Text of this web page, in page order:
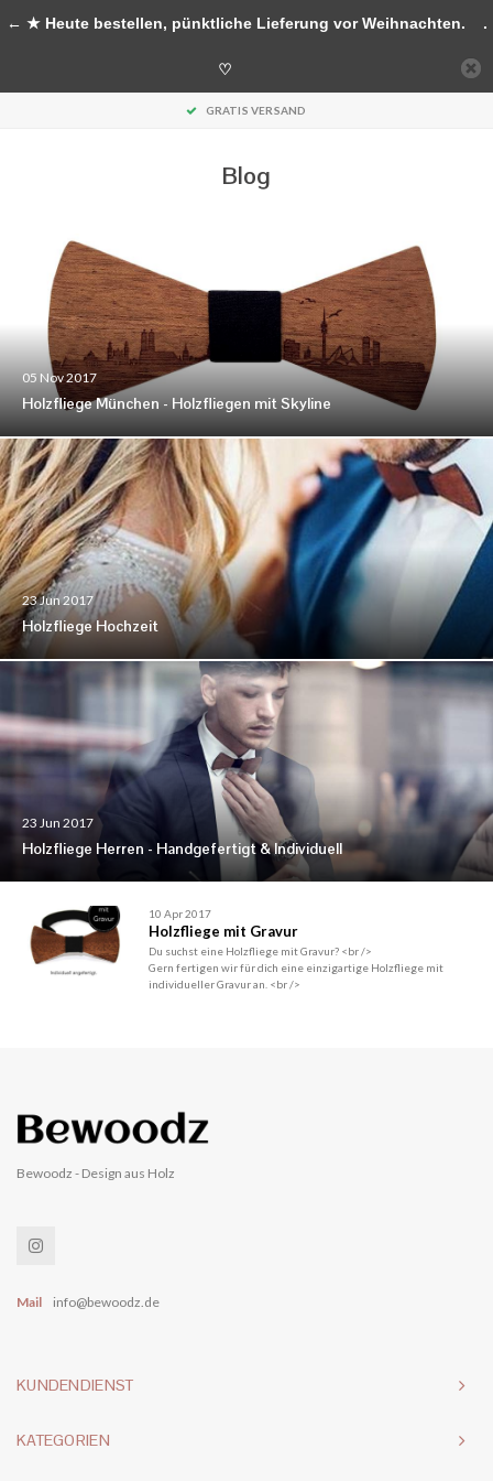
Handgefertigte Accessoires aus Holz
GRATIS VERSAND
Blog
05 Nov 2017
Holzfliege München - Holzfliegen mit Skyline
23 Jun 2017
Holzfliege Hochzeit
23 Jun 2017
Holzfliege Herren - Handgefertigt & Individuell
10 Apr 2017
Holzfliege mit Gravur
Du suchst eine Holzfliege mit Gravur? <br />
Gern fertigen wir für dich eine einzigartige Holzfliege mit
individueller Gravur an. <br />
Bewoodz - Design aus Holz
Mail info@bewoodz.de
KUNDENDIENST
KATEGORIEN
← ★ Heute bestellen, pünktliche Lieferung vor Weihnachten. .
♡